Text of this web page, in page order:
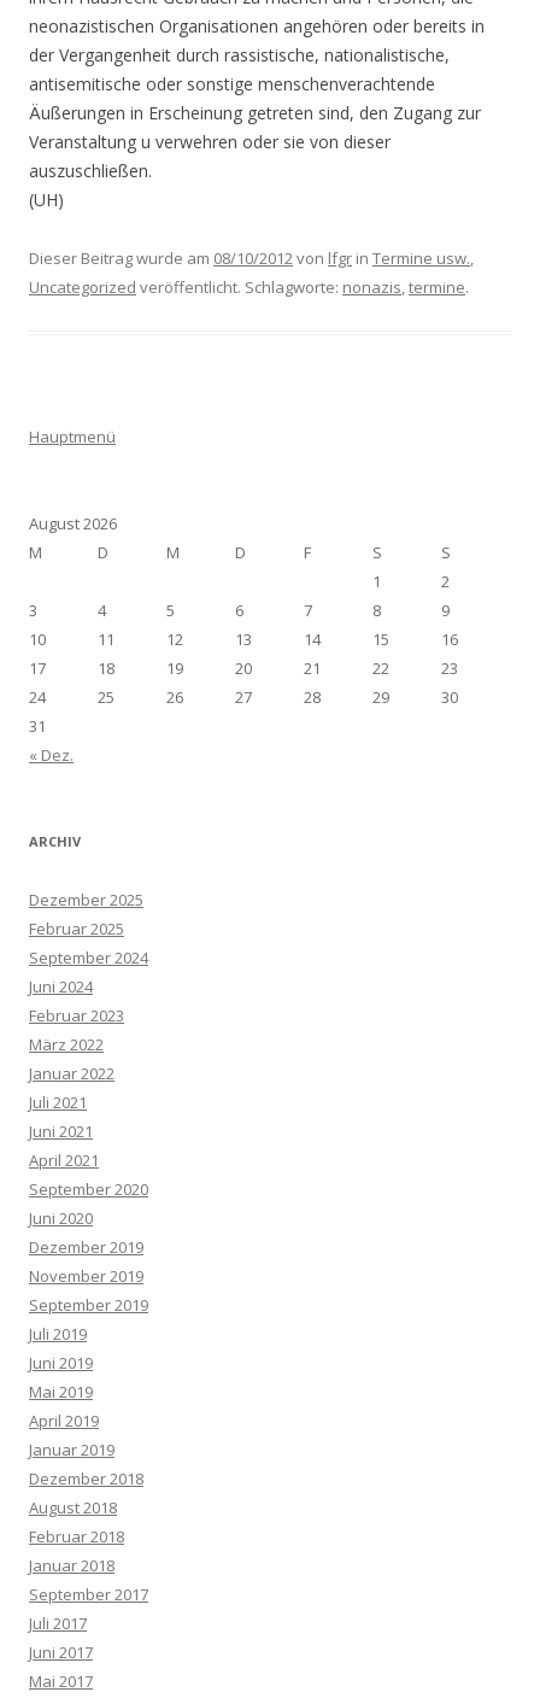
neonazistischen Organisationen angehören oder bereits in
der Vergangenheit durch rassistische, nationalistische,
antisemitische oder sonstige menschenverachtende
Äußerungen in Erscheinung getreten sind, den Zugang zur
Veranstaltung u verwehren oder sie von dieser
auszuschließen.
(UH)
Dieser Beitrag wurde am 08/10/2012von lfgr in Termine usw.,
Uncategorized veröffentlicht. Schlagworte: nonazis,termine.
Hauptmenü
August 2026
M
D M D F S
S
1
2
3
4 5 6 7 8
9
10
11 12 13 14 15
16
17
18 19 20 21 22
23
24
25 26 27 28 29
30
31
« Dez.
ARCHIV
Dezember 2025
Februar 2025
September 2024
Juni 2024
Februar 2023
März 2022
Januar 2022
Juli 2021
Juni 2021
April 2021
September 2020
Juni 2020
Dezember 2019
November 2019
September 2019
Juli 2019
Juni 2019
Mai 2019
April 2019
Januar 2019
Dezember 2018
August 2018
Februar 2018
Januar 2018
September 2017
Juli 2017
Juni 2017
Mai 2017